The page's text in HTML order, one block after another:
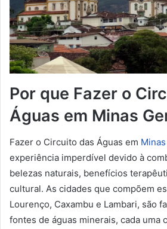
Por que Fazer o
Águas em Minas
Fazer o Circuito das Águas em
experiência imperdível devido à
belezas naturais, benefícios
cultural. As cidades que compõem
Lourenço, Caxambu e Lambari, são
fontes de águas minerais, cada uma